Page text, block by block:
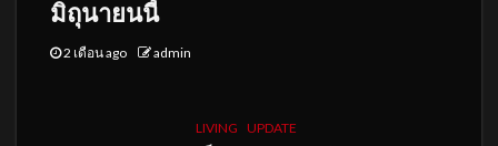
มิถุนายนนี้
2 เดือน ago admin
LIVING UPDATE